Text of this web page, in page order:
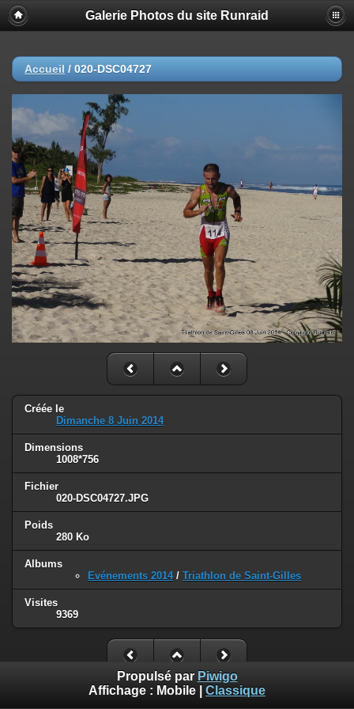
Galerie Photos du site Runraid
Accueil / 020-DSC04727
Créée le
Dimanche 8 Juin 2014
Dimensions
1008*756
Fichier
020-DSC04727.JPG
Poids
280 Ko
Albums
Evénements 2014/ Triathlon de Saint-Gilles
Visites
9369
Propulsé par Piwigo
Affichage : Mobile Classique